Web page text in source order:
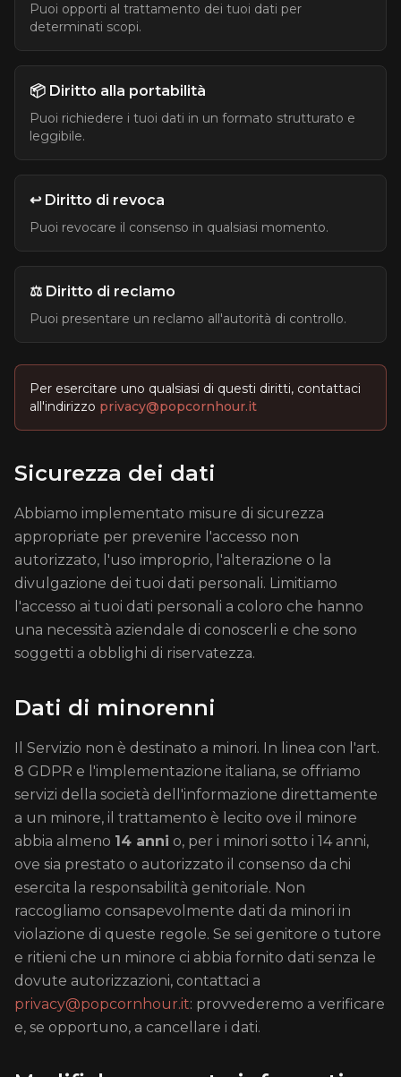
Puoi opporti al trattamento dei tuoi dati per
determinati scopi.
📦 Diritto alla portabilità
Puoi richiedere i tuoi dati in un formato strutturato e
leggibile.
↩️ Diritto di revoca
Puoi revocare il consenso in qualsiasi momento.
⚖️ Diritto di reclamo
Puoi presentare un reclamo all'autorità di controllo.
Per esercitare uno qualsiasi di questi diritti, contattaci
all'indirizzo privacy@popcornhour.it
Sicurezza dei dati
Abbiamo implementato misure di sicurezza
appropriate per prevenire l'accesso non
autorizzato, l'uso improprio, l'alterazione o la
divulgazione dei tuoi dati personali. Limitiamo
l'accesso ai tuoi dati personali a coloro che hanno
una necessità aziendale di conoscerli e che sono
soggetti a obblighi di riservatezza.
Dati di minorenni
Il Servizio non è destinato a minori. In linea con l'art.
8 GDPR e l'implementazione italiana, se offriamo
servizi della società dell'informazione direttamente
a un minore, il trattamento è lecito ove il minore
abbia almeno 14 anni o, per i minori sotto i 14 anni,
ove sia prestato o autorizzato il consenso da chi
esercita la responsabilità genitoriale. Non
raccogliamo consapevolmente dati da minori in
violazione di queste regole. Se sei genitore o tutore
e ritieni che un minore ci abbia fornito dati senza le
dovute autorizzazioni, contattaci a
privacy@popcornhour.it: provvederemo a verificare
e, se opportuno, a cancellare i dati.